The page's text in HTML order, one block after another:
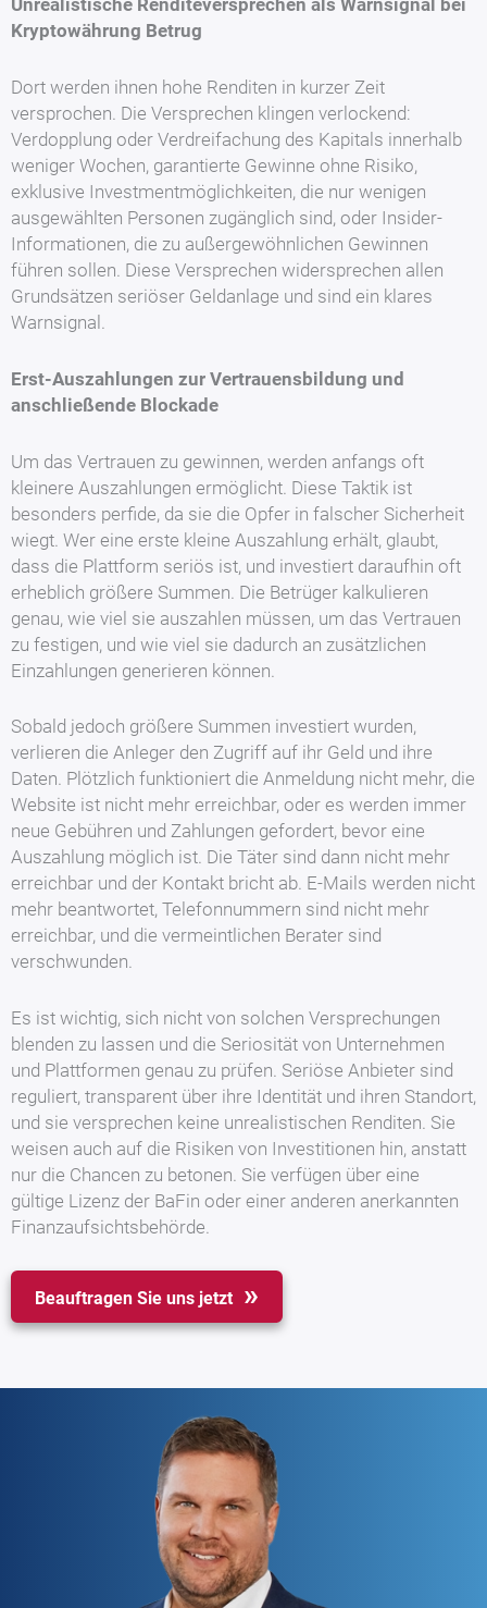
Unrealistische Renditeversprechen als Warnsignal bei
Kryptowährung Betrug
Dort werden ihnen hohe Renditen in kurzer Zeit
versprochen. Die Versprechen klingen verlockend:
Verdopplung oder Verdreifachung des Kapitals innerhalb
weniger Wochen, garantierte Gewinne ohne Risiko,
exklusive Investmentmöglichkeiten, die nur wenigen
ausgewählten Personen zugänglich sind, oder Insider-
Informationen, die zu außergewöhnlichen Gewinnen
führen sollen. Diese Versprechen widersprechen allen
Grundsätzen seriöser Geldanlage und sind ein klares
Warnsignal.
Erst-Auszahlungen zur Vertrauensbildung und
anschließende Blockade
Um das Vertrauen zu gewinnen, werden anfangs oft
kleinere Auszahlungen ermöglicht. Diese Taktik ist
besonders perfide, da sie die Opfer in falscher Sicherheit
wiegt. Wer eine erste kleine Auszahlung erhält, glaubt,
dass die Plattform seriös ist, und investiert daraufhin oft
erheblich größere Summen. Die Betrüger kalkulieren
genau, wie viel sie auszahlen müssen, um das Vertrauen
zu festigen, und wie viel sie dadurch an zusätzlichen
Einzahlungen generieren können.
Sobald jedoch größere Summen investiert wurden,
verlieren die Anleger den Zugriff auf ihr Geld und ihre
Daten. Plötzlich funktioniert die Anmeldung nicht mehr, die
Website ist nicht mehr erreichbar, oder es werden immer
neue Gebühren und Zahlungen gefordert, bevor eine
Auszahlung möglich ist. Die Täter sind dann nicht mehr
erreichbar und der Kontakt bricht ab. E-Mails werden nicht
mehr beantwortet, Telefonnummern sind nicht mehr
erreichbar, und die vermeintlichen Berater sind
verschwunden.
Es ist wichtig, sich nicht von solchen Versprechungen
blenden zu lassen und die Seriosität von Unternehmen
und Plattformen genau zu prüfen. Seriöse Anbieter sind
reguliert, transparent über ihre Identität und ihren Standort,
und sie versprechen keine unrealistischen Renditen. Sie
weisen auch auf die Risiken von Investitionen hin, anstatt
nur die Chancen zu betonen. Sie verfügen über eine
gültige Lizenz der BaFin oder einer anderen anerkannten
Finanzaufsichtsbehörde.
Beauftragen Sie uns jetzt